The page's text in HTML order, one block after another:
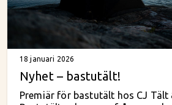
18 januari 2026
Nyhet – bastutält!
Premiär för bastutält hos CJ Tält